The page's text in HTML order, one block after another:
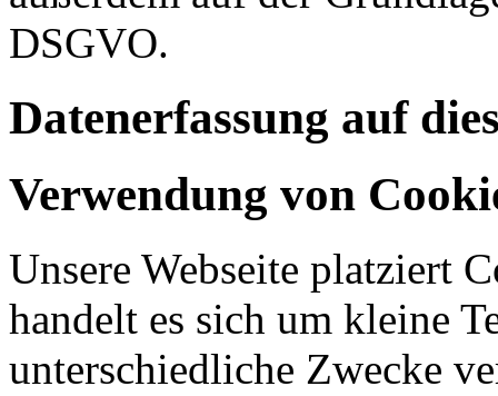
DSGVO.
Datenerfassung auf
Verwendung von
Unsere Webseite platziert
handelt es sich um kleine
unterschiedliche Zwecke